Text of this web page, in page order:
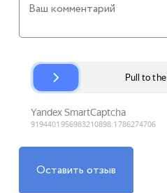
Оставить отзыв